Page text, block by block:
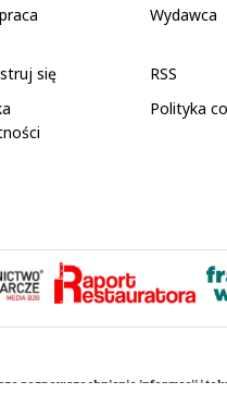
Wydawca
się
RSS
Polityka
rozpowszechnianie informacji i